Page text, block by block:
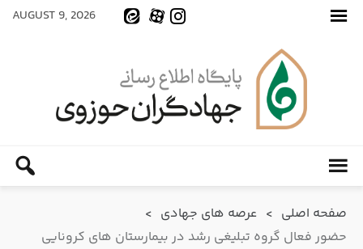
AUGUST 9, 2026
صفحه اصلی > عرصه های جهادی >
حضور فعال گروه تبلیغی رشد در بیمارستان های کرونایی